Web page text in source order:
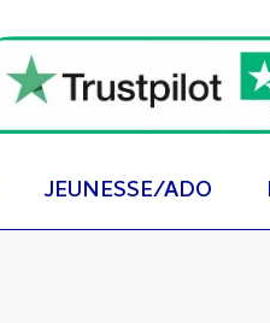
JEUNESSE/ADO